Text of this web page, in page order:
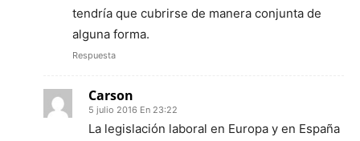
tendría que cubrirse de manera conjunta de
alguna forma.
Respuesta
Carson
5 julio 2016 En 23:22
La legislación laboral en Europa y en España